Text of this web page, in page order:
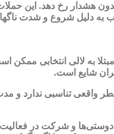
هشدار رخ دهد. این حملات
به دلیل شروع و شدت
به لالی انتخابی ممکن
شایع است.
واقعی تناسبی ندارد و
دوستی‌ها و شرکت در